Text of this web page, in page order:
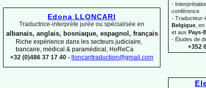
-
conférence
- Traducteur-
Belgique , en
et aux Pays-
- Études de
+352
Edona LLONCARI
Traductrice-interprète jurée ou spécialisée en
albanais, anglais, bosniaque, espagnol, français
Riche expérience dans les secteurs judiciaire,
bancaire, médical & paramédical, HoReCa
+32 (0)486 37 17 40 -
lloncaritraduction@gmail.com